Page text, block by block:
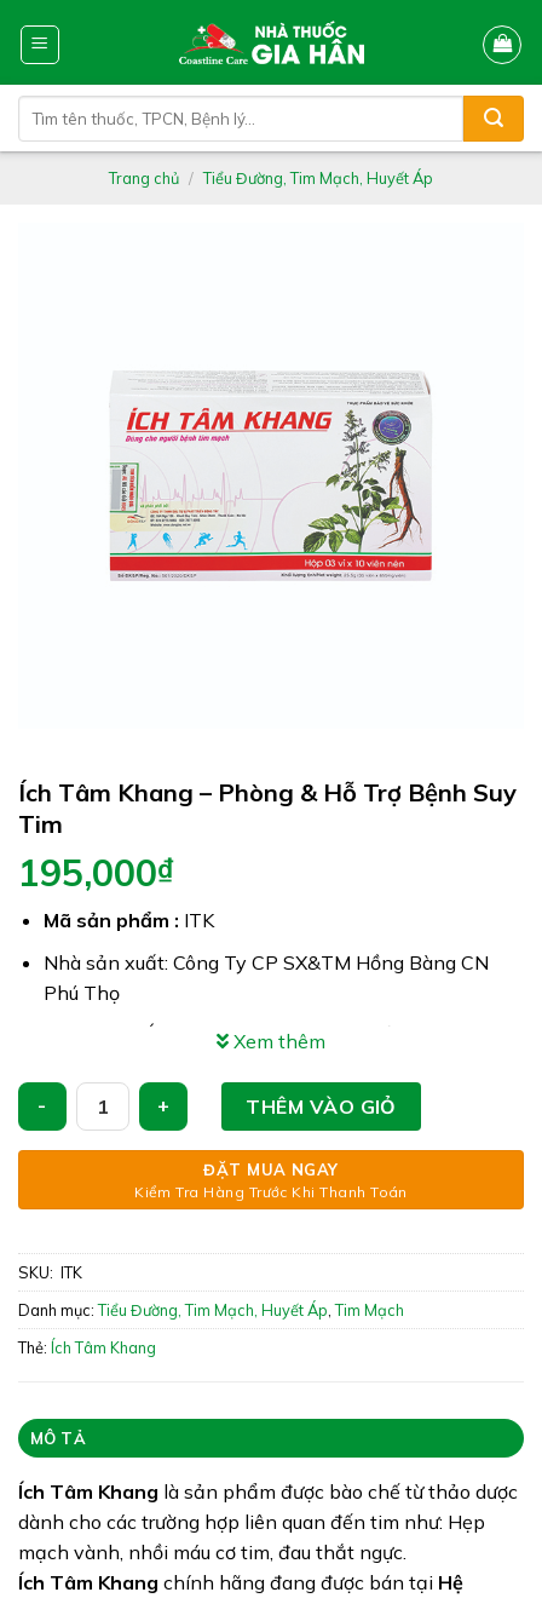
kiếm:
Trang chủ / Tiểu Đường, Tim Mạch, Huyết Áp
Ích Tâm Khang – Phòng & Hỗ Trợ Bệnh Suy
Tim
195,000₫
Mã sản phẩm : ITK
Nhà sản xuất: Công Ty CP SX&TM Hồng Bàng CN
Phú Thọ
Công dụng: Ích Tâm Khang giúp làm giảm nhanh
như mệt mỏi, ho, phù, khó thở, xanh xao, hồi hộp.
Xuất xứ: Việt Nam
Giấy phép: 6769/2009/YT-CNTC
Tình trạng hàng: Còn Hàng
Xem thêm
Ích Tâm Khang - Phòng & Hỗ Trợ Bệnh Suy Tim số lượng
THÊM VÀO GIỎ
ĐẶT MUA NGAY
Kiểm Tra Hàng Trước Khi Thanh Toán
SKU: ITK
Danh mục:Tiểu Đường, Tim Mạch, Huyết Áp ,Tim Mạch
Thẻ: Ích Tâm Khang
MÔ TẢ
Ích Tâm Khang là sản phẩm được bào chế từ thảo dược
dành cho các trường hợp liên quan đến tim như: Hẹp
mạch vành, nhồi máu cơ tim, đau thắt ngực.
Ích Tâm Khang chính hãng đang được bán tại Hệ